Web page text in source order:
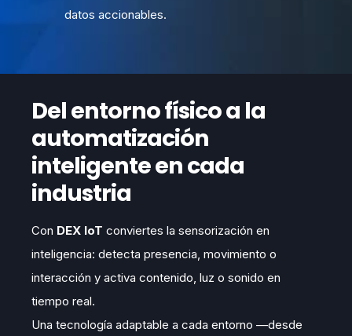
datos accionables.
Del entorno físico a la
automatización
inteligente en cada
industria
Con DEX IoT conviertes la sensorización en
inteligencia: detecta presencia, movimiento o
interacción y activa contenido, luz o sonido en
tiempo real.
Una tecnología adaptable a cada entorno —desde